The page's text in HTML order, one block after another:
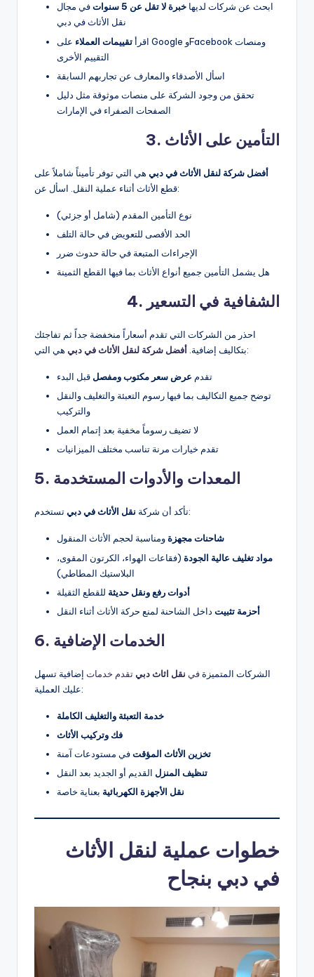
ابحث عن شركات لديها خبرة لا تقل عن 5 سنوات
في مجال
نقل الأثاث في دبي
اقرأتقييمات العملاء على Google وFacebook ومنصات
التقييم الأخرى
اسأل الأصدقاء والمعارف عن تجاربهم السابقة
تحقق من وجود الشركة على منصات موثوقة مثل دليل
الصفحات الصفراء في الإمارات
3. التأمين على الأثاث
أفضل شركة لنقل الأثاث في دبي هي التي توفر تأميناً شاملاً على
قطع الأثاث أثناء عملية النقل. اسأل عن:
نوع التأمين المقدم (شامل أو جزئي)
الحد الأقصى للتعويض في حالة التلف
الإجراءات المتبعة في حالة حدوث ضرر
هل يشمل التأمين جميع أنواع الأثاث بما فيها القطع الثمينة
4. الشفافية في التسعير
احذر من الشركات التي تقدم أسعاراً منخفضة جداً ثم تفاجئك
بتكاليف إضافية. أفضل شركة لنقل الأثاث في دبي هي التي:
تقدم عرض سعر مكتوب ومفصل قبل البدء
توضح جميع التكاليف بما فيها رسوم التعبئة والتغليف والنقل
والتركيب
لا تضيف رسوماً مخفية بعد إتمام العمل
تقدم خيارات مرنة تناسب مختلف الميزانيات
5. المعدات والأدوات المستخدمة
تأكد أن شركة نقل الأثاث في دبي تستخدم:
شاحنات مجهزةومناسبة لحجم الأثاث المنقول
مواد تغليف عالية الجودة (فقاعات الهواء، الكرتون المقوى،
البلاستيك المطاطي)
أدوات رفع ونقل حديثة للقطع الثقيلة
أحزمة تثبيت داخل الشاحنة لمنع حركة الأثاث أثناء النقل
6. الخدمات الإضافية
الشركات المتميزة في نقل اثاث دبيتقدم خدمات إضافية تسهل
عليك العملية:
خدمة التعبئة والتغليف الكاملة
فك وتركيب الأثاث
تخزين الأثاث المؤقتفي مستودعات آمنة
تنظيف المنزل القديم أو الجديد بعد النقل
نقل الأجهزة الكهربائية بعناية خاصة
خطوات عملية لنقل الأثاث
في دبي بنجاح